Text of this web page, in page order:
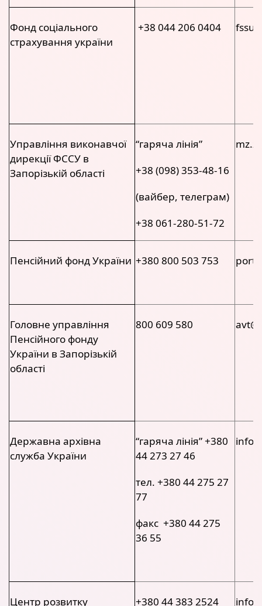
Фонд соціального
страхування україни
+38 044 206 0404
Управління виконавчої
дирекції ФССУ в
Запорізькій області
“гаряча лінія”
+38 (098) 353-48-16
(вайбер, телеграм)
+38 061-280-51-72
Пенсійний фонд України +380 800 503 753
Головне управління
Пенсійного фонду
України в Запорізькій
області
800 609 580
Державна архівна
служба України
“гаряча лінія” +380
44 273 27 46
тел. +380 44 275 27
77
факс +380 44 275
36 55
Центр розвитку +380 44 383 2524